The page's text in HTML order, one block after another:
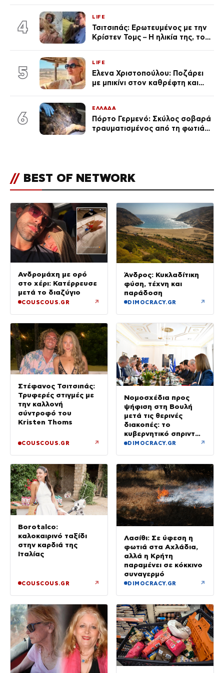
εκ. likes
4
LIFE
Τσιτσιπάς: Ερωτευμένος με την
Κρίστεν Τομς – Η ηλικία της, το
5
LIFE
Έλενα Χριστοπούλου: Ποζάρει
με μπικίνι στον καθρέφτη και
καθεμία…» (Βίντεο)
6
ΕΛΛΑΔΑ
Πόρτο Γερμενό: Σκύλος σοβαρά
τραυματισμένος από τη φωτιά
// BEST OF NETWORK
Ανδρομάχη με ορό
στο χέρι: Κατέρρευσε
μετά το διαζύγιο
COUSCOUS.GR ↗
Άνδρος: Κυκλαδίτικη
φύση, τέχνη και
παράδοση
DIMOCRACY.GR ↗
Στέφανος Τσιτσιπάς:
Τρυφερές στιγμές με
την καλλονή
σύντροφό του
Kristen Thoms
COUSCOUS.GR ↗
Νομοσχέδια προς
ψήφιση στη Βουλή
μετά τις θερινές
διακοπές: το
κυβερνητικό σπριντ
μετά τον
DIMOCRACY.GR ↗
Borotalco:
καλοκαιρινό ταξίδι
στην καρδιά της
Ιταλίας
COUSCOUS.GR ↗
Λασίθι: Σε ύφεση η
φωτιά στα Αχλάδια,
αλλά η Κρήτη
παραμένει σε κόκκινο
συναγερμό
DIMOCRACY.GR ↗